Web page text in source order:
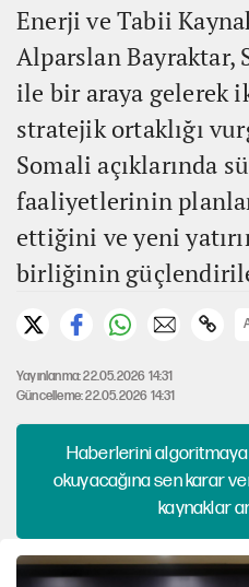
Enerji ve Tabii
Alparslan Bayraktar,
ile bir araya gelerek
stratejik ortaklığı
Somali açıklarında
faaliyetlerinin
ettiğini ve yeni
birliğinin
Yayınlanma: 22.05.2026 14:31
Güncelleme: 22.05.2026 14:31
Haberlerini algoritmaya
okuyacağına sen karar
kaynaklar